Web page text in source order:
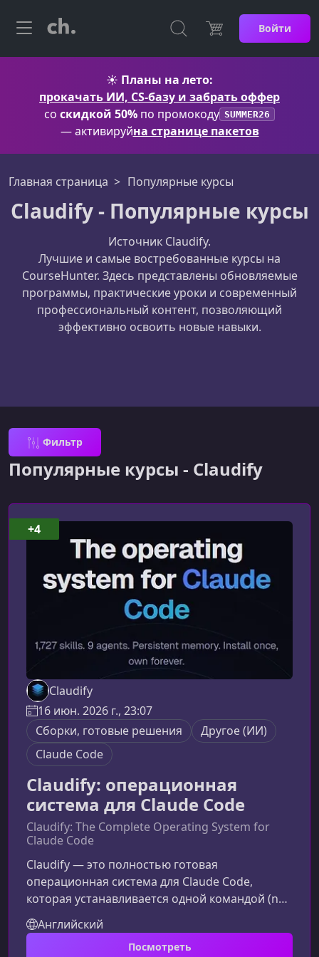
Войти
☀️ Планы на лето:
прокачать ИИ, CS-базу и забрать оффер
со скидкой 50% по промокоду SUMMER26
— активируйна странице пакетов
Главная страница Популярные курсы
Claudify - Популярные курсы
Источник Claudify.
Лучшие и самые востребованные курсы на
CourseHunter. Здесь представлены обновляемые
программы, практические уроки и современный
профессиональный контент, позволяющий
эффективно освоить новые навыки.
Фильтр
Популярные курсы - Claudify
Claudify
16 июн. 2026 г., 23:07
Сборки, готовые решения
Другое (ИИ)
Claude Code
Claudify: операционная
система для Claude Code
Claudify: The Complete Operating System for
Claude Code
Claudify — это полностью готовая
операционная система для Claude Code,
которая устанавливается одной командой (npx
create-claudify) и превращает обычный
терминал в мощную автономную среду
разработки и управления проектами. Система
Английский
Посмотреть
+4